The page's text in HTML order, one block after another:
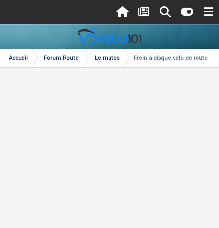
Accueil Forum Route Le matos Frein à disque velo de route